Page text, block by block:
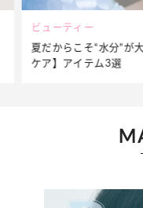
ビューティー
夏だからこそ“水分”が
ケア】アイテム3選